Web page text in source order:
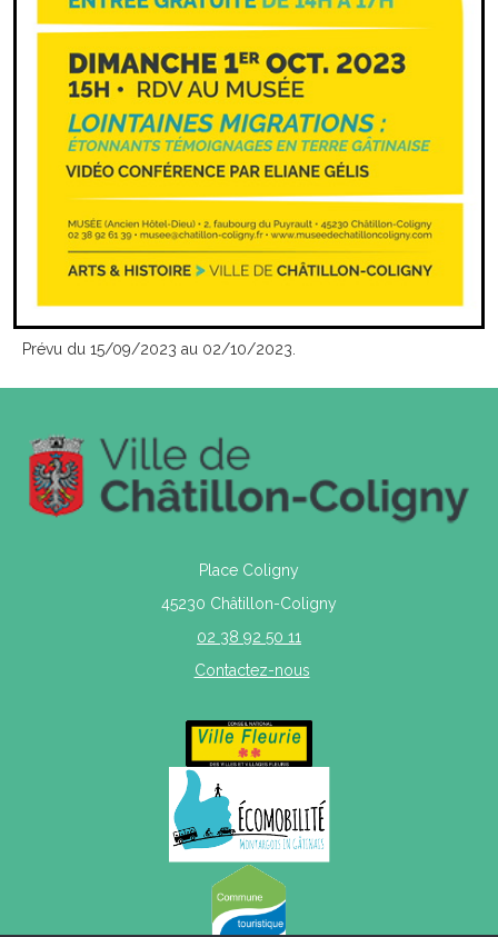
Prévu du 15/09/2023 au 02/10/2023.
Place Coligny
45230 Châtillon-Coligny
02 38 92 50 11
Contactez-nous